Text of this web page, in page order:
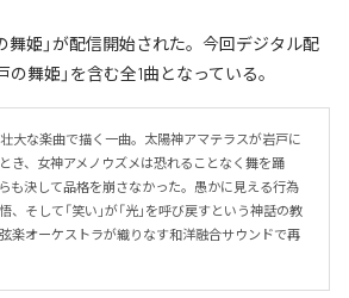
舞姫」が配信開始された。今回デジタル配
舞姫」を含む全1曲となっている。
壮大な楽曲で描く一曲。太陽神アマテラスが岩戸に
き、女神アメノウズメは恐れることなく舞を踊
も決して品格を崩さなかった。愚かに見える行為
そして「笑い」が「光」を呼び戻すという神話の教
楽オーケストラが織りなす和洋融合サウンドで再